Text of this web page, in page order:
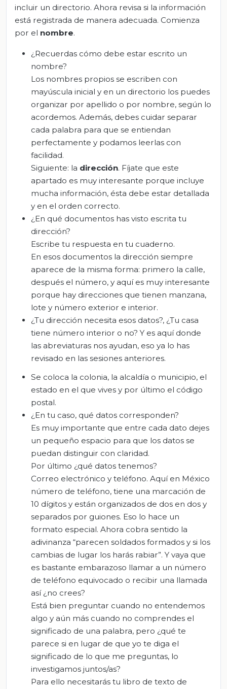
incluir un directorio. Ahora revisa si la información
está registrada de manera adecuada. Comienza
por el nombre.
¿Recuerdas cómo debe estar escrito un
nombre?
Los nombres propios se escriben con
mayúscula inicial y en un directorio los puedes
organizar por apellido o por nombre, según lo
acordemos. Además, debes cuidar separar
cada palabra para que se entiendan
perfectamente y podamos leerlas con
facilidad.
Siguiente: la dirección. Fíjate que este
apartado es muy interesante porque incluye
mucha información, ésta debe estar detallada
y en el orden correcto.
¿En qué documentos has visto escrita tu
dirección?
Escribe tu respuesta en tu cuaderno.
En esos documentos la dirección siempre
aparece de la misma forma: primero la calle,
después el número, y aquí es muy interesante
porque hay direcciones que tienen manzana,
lote y número exterior e interior.
¿Tu dirección necesita esos datos?, ¿Tu casa
tiene número interior o no? Y es aquí donde
las abreviaturas nos ayudan, eso ya lo has
revisado en las sesiones anteriores.
Se coloca la colonia, la alcaldía o municipio, el
estado en el que vives y por último el código
postal.
¿En tu caso, qué datos corresponden?
Es muy importante que entre cada dato dejes
un pequeño espacio para que los datos se
puedan distinguir con claridad.
Por último ¿qué datos tenemos?
Correo electrónico y teléfono. Aquí en México
número de teléfono, tiene una marcación de
10 dígitos y están organizados de dos en dos y
separados por guiones. Eso lo hace un
formato especial. Ahora cobra sentido la
adivinanza “parecen soldados formados y si los
cambias de lugar los harás rabiar”. Y vaya que
es bastante embarazoso llamar a un número
de teléfono equivocado o recibir una llamada
así ¿no crees?
Está bien preguntar cuando no entendemos
algo y aún más cuando no comprendes el
significado de una palabra, pero ¿qué te
parece si en lugar de que yo te diga el
significado de lo que me preguntas, lo
investigamos juntos/as?
Para ello necesitarás tu libro de texto de